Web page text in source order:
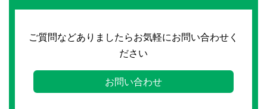
ご質問などありましたらお気軽にお問い合わせく
ださい
お問い合わせ